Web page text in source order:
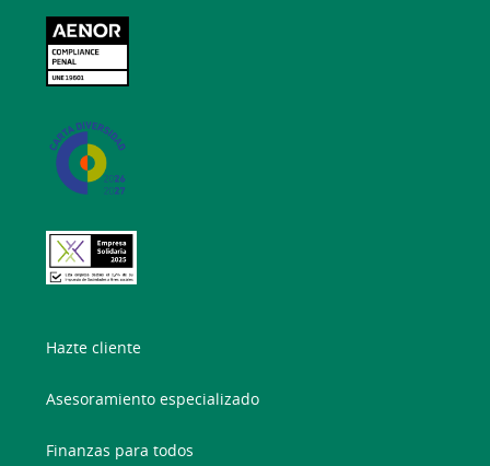
Hazte cliente
Asesoramiento especializado
Finanzas para todos